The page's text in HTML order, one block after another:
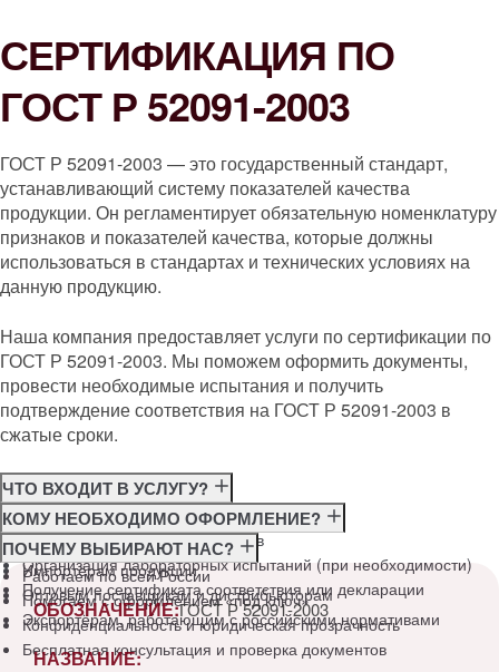
СЕРТИФИКАЦИЯ ПО
ГОСТ Р 52091-2003
ГОСТ Р 52091-2003 — это государственный стандарт,
устанавливающий систему показателей качества
продукции. Он регламентирует обязательную номенклатуру
признаков и показателей качества, которые должны
использоваться в стандартах и технических условиях на
данную продукцию.
Наша компания предоставляет услуги по сертификации по
ГОСТ Р 52091-2003. Мы поможем оформить документы,
провести необходимые испытания и получить
подтверждение соответствия на ГОСТ Р 52091-2003 в
сжатые сроки.
ЧТО ВХОДИТ В УСЛУГУ?
Консультация по требованиям ГОСТ
Подготовка и подача документов
Организация лабораторных испытаний (при необходимости)
Получение сертификата соответствия или декларации
КОМУ НЕОБХОДИМО ОФОРМЛЕНИЕ?
Производителям
Импортёрам продукции
Оптовым поставщикам и дистрибьюторам
Экспортёрам, работающим с российскими нормативами
ПОЧЕМУ ВЫБИРАЮТ НАС?
Работаем по всей России
Помогаем с оформлением «под ключ»
Конфиденциальность и юридическая прозрачность
Бесплатная консультация и проверка документов
ОБОЗНАЧЕНИЕ:ГОСТ Р 52091-2003
НАЗВАНИЕ: